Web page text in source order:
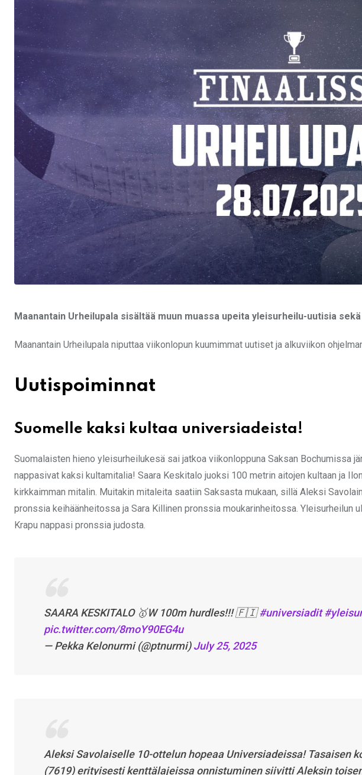
Maanantain Urheilupala sisältää muun muassa upeita yleisurheilu-uutisia
Maanantain Urheilupala niputtaa viikonlopun kuumimmat uutiset ja alkuviikon
Uutispoiminnat
Suomelle kaksi kultaa universiadeista!
Suomalaisten hieno yleisurheilukesä sai jatkoa viikonloppuna Saksan Bochumissa
nappasivat kaksi kultamitalia! Saara Keskitalo juoksi 100 metrin aitojen kultaan ja
kirkkaimman mitalin. Muitakin mitaleita saatiin Saksasta mukaan, sillä Aleksi
pronssia keihäänheitossa ja Sara Killinen pronssia moukarinheitossa. Yleisurheilun
Krapu nappasi pronssia judosta.
SAARA KESKITALO 🥇W 100m hurdles!!! 🇫🇮#universiadit
pic.twitter.com/8moY90EG4u
— Pekka Kelonurmi (@ptnurmi)July 25, 2025
Aleksi Savolaiselle 10-ottelun hopeaa Universiadeissa! Tasaisen
(7619) erityisesti kenttälajeissa onnistuminen siivitti Aleksin